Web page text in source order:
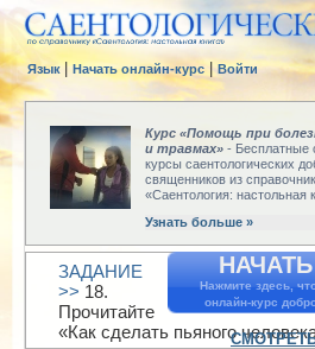
Язык| Начать онлайн-курс Войти
Курс «Помощь при
и травмах» - Бесплатные
курсы саентологических
священников из
«Саентология: настольная
Узнать больше »
Нажмите здесь,
онлайн-курс
ЗАДАНИЕ
>> 18.
Прочитайте
«Как сделать пьяного